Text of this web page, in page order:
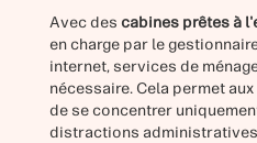
Avec des cabines prêtes à
en charge par le
internet, services de
nécessaire. Cela permet
de se concentrer
distractions